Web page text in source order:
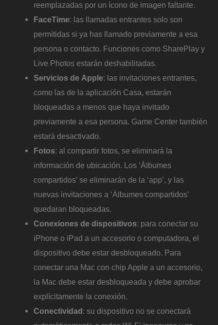
reemplazadas por un ícono de imagen faltante.
FaceTime: las llamadas entrantes solo son
permitidas si ya has llamado previamente a esa
persona o contacto. Funciones como SharePlay y
Live Photos estarán deshabilitadas.
Servicios de Apple: las invitaciones entrantes,
como las de la aplicación Casa, estarán
bloqueadas a menos que haya invitado
previamente a esa persona. Game Center también
estará desactivado.
Fotos: al compartir fotos, se eliminará la
información de ubicación. Los ‘Álbumes
compartidos’ se eliminarán de la ‘app’, y las
nuevas invitaciones a ‘Álbumes compartidos’
quedaran bloqueadas.
Conexiones de dispositivos: para conectar su
iPhone o iPad a un accesorio o computadora, el
dispositivo debe estar desbloqueado. Para
conectar una Mac con chip Apple a un accesorio,
la Mac debe estar desbloqueada y debe aprobar
explícitamente la conexión.
Conectividad: su dispositivo no se conectará